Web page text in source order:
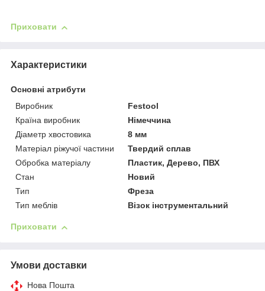
Приховати
Характеристики
Основні атрибути
Виробник
Festool
Країна виробник
Німеччина
Діаметр хвостовика
8 мм
Матеріал ріжучої частини
Твердий сплав
Обробка матеріалу
Пластик, Дерево, ПВХ
Стан
Новий
Тип
Фреза
Тип меблів
Візок інструментальний
Приховати
Умови доставки
Нова Пошта